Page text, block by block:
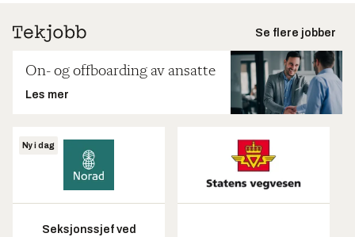
Se flere jobber
On- og offboarding av ansatte
Les mer
Ny i dag
Seksjonssjef ved